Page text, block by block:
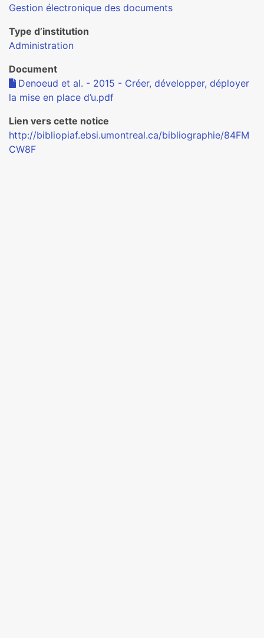
Gestion électronique des documents
Type d’institution
Administration
Document
Denoeud et al. - 2015 - Créer, développer, déployer
la mise en place d’u.pdf
Lien vers cette notice
http://bibliopiaf.ebsi.umontreal.ca/bibliographie/84FM
CW8F